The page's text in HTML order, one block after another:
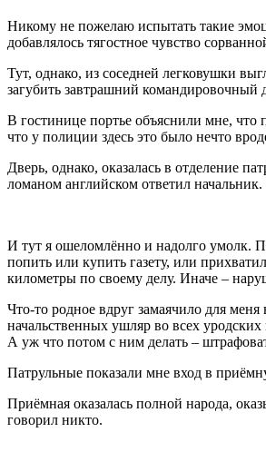
Никому не пожелаю испытать такие
добавлялось тягостное чувство
Тут, однако, из соседней легковушки
загубить завтрашний командировочный
В гостинице портье объяснили мне, что
что у полиции здесь это было нечто
Дверь, однако, оказалась в отделение
ломаном английском ответил
И тут я ошеломлённо и надолго умолк.
попить или купить газету, или
километры по своему делу. Иначе –
Что-то родное вдруг замаячило для
начальственных ушляр во всех
А уж что потом с ним делать –
Патрульные показали мне вход в
Приёмная оказалась полной народа,
говорил никто.